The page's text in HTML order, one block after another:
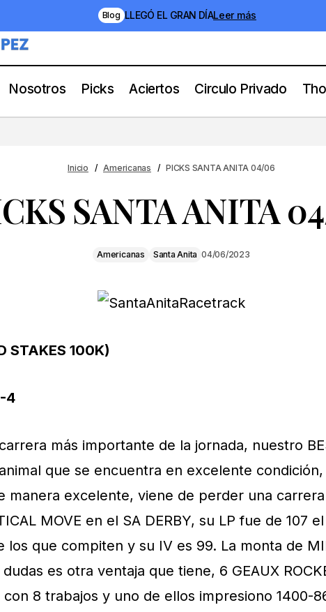
Blog LLEGÓ EL GRAN DÍALeer más
Nosotros Picks Aciertos Circulo Privado
Inicio Americanas PICKS SANTA ANITA 04/06
SANTA ANITA
Americanas Santa Anita 04/06/2023
STAKES 100K)
4
más importante de la jornada, nuestro
que se encuentra en excelente
manera excelente, viene de perder una
MOVE en el SA DERBY, su LP fue de 107
los que compiten y su IV es 99. La monta de
es otra ventaja que tiene, 6 GEAUX
8 trabajos y uno de ellos impresiono 1400-